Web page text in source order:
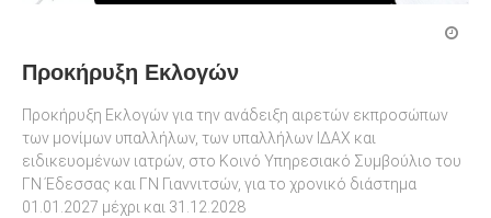
Προκήρυξη Εκλογών
Προκήρυξη Εκλογών για την ανάδειξη αιρετών εκπροσώπων
των μονίμων υπαλλήλων, των υπαλλήλων ΙΔΑΧ και
ειδικευομένων ιατρών, στο Κοινό Υπηρεσιακό Συμβούλιο του
ΓΝ Έδεσσας και ΓΝ Γιαννιτσών, για το χρονικό διάστημα
01.01.2027 μέχρι και 31.12.2028